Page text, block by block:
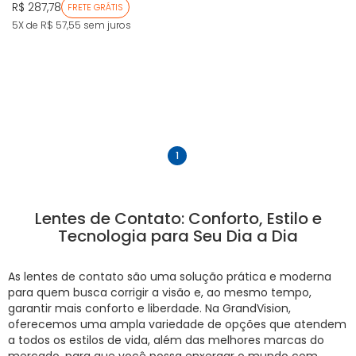
R$ 287,78 FRETE GRÁTIS
5X de R$ 57,55 sem juros
1
Lentes de Contato: Conforto, Estilo e
Tecnologia para Seu Dia a Dia
As lentes de contato são uma solução prática e moderna
para quem busca corrigir a visão e, ao mesmo tempo,
garantir mais conforto e liberdade. Na GrandVision,
oferecemos uma ampla variedade de opções que atendem
a todos os estilos de vida, além das melhores marcas do